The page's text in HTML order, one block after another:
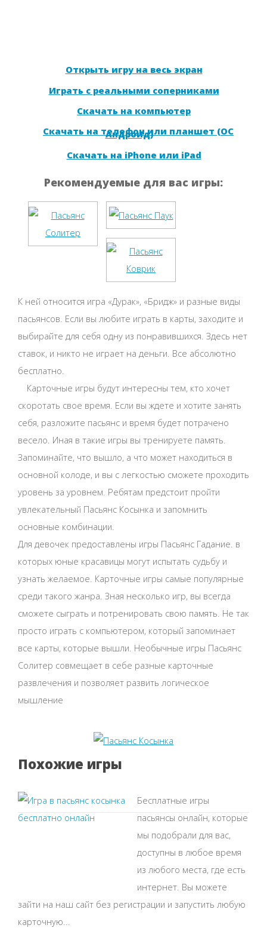
Открыть игру на весь экран
Играть с реальными соперниками
Скачать на компьютер
Скачать на телефон или планшет (ОС
Андроид)
Скачать на iPhone или iPad
Рекомендуемые для вас игры:
К ней относится игра «Дурак», «Бридж» и разные виды
пасьянсов. Если вы любите играть в карты, заходите и
выбирайте для себя одну из понравившихся. Здесь нет
ставок, и никто не играет на деньги. Все абсолютно
бесплатно.
Карточные игры будут интересны тем, кто хочет
скоротать свое время. Если вы ждете и хотите занять
себя, разложите пасьянс и время будет потрачено
весело. Иная в такие игры вы тренируете память.
Запоминайте, что вышло, а что может находиться в
основной колоде, и вы с легкостью сможете проходить
уровень за уровнем. Ребятам предстоит пройти
увлекательный Пасьянс Косынка и запомнить
основные комбинации.
Для девочек предоставлены игры Пасьянс Гадание. в
которых юные красавицы могут испытать судьбу и
узнать желаемое. Карточные игры самые популярные
среди такого жанра. Зная несколько игр, вы всегда
сможете сыграть и потренировать свою память. Не так
просто играть с компьютером, который запоминает
все карты, которые вышли. Необычные игры Пасьянс
Солитер совмещает в себе разные карточные
развлечения и позволяет развить логическое
мышление
Похожие игры
Бесплатные игры
пасьянсы онлайн, которые
мы подобрали для вас,
доступны в любое время
из любого места, где есть
интернет. Вы можете
зайти на наш сайт без регистрации и запустить любую
карточную...